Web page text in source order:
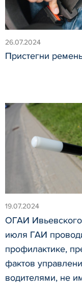
26.07.2024
Пристегни
19.07.2024
ОГАИ
июля ГАИ
профилактике,
фактов
водителями, не